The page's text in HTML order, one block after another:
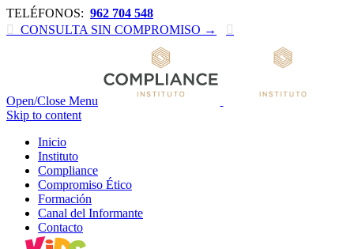
TELÉFONOS: 962 704 548

CONSULTA SIN COMPROMISO → 
Open/Close Menu
Skip to content
Inicio
Instituto
Compliance
Compromiso Ético
Formación
Canal del Informante
Contacto